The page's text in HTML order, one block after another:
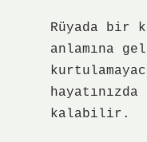
Rüyada bir
anlamına
kalabilir.